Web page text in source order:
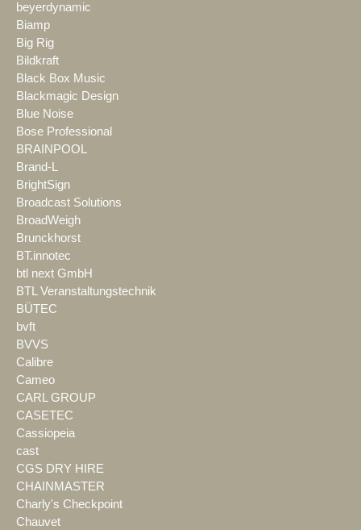
beyerdynamic
Biamp
Big Rig
Bildkraft
Black Box Music
Blackmagic Design
Blue Noise
Bose Professional
BRAINPOOL
Brand-L
BrightSign
Broadcast Solutions
BroadWeigh
Brunckhorst
BT.innotec
btl next GmbH
BTL Veranstaltungstechnik
BÜTEC
bvft
BVVS
Calibre
Cameo
CARL GROUP
CASETEC
Cassiopeia
cast
CGS DRY HIRE
CHAINMASTER
Charly's Checkpoint
Chauvet